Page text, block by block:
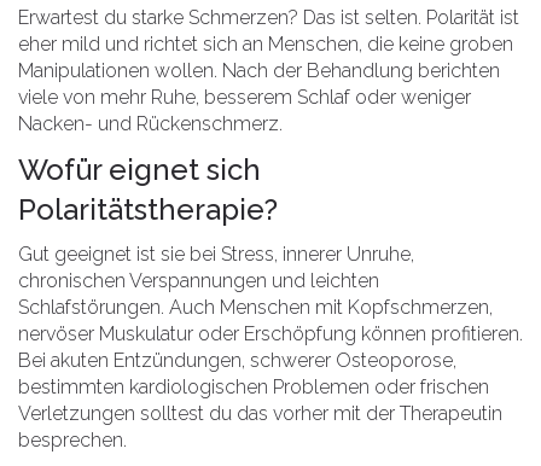
Erwartest du starke Schmerzen? Das ist selten. Polarität ist
eher mild und richtet sich an Menschen, die keine groben
Manipulationen wollen. Nach der Behandlung berichten
viele von mehr Ruhe, besserem Schlaf oder weniger
Nacken- und Rückenschmerz.
Wofür eignet sich
Polaritätstherapie?
Gut geeignet ist sie bei Stress, innerer Unruhe,
chronischen Verspannungen und leichten
Schlafstörungen. Auch Menschen mit Kopfschmerzen,
nervöser Muskulatur oder Erschöpfung können profitieren.
Bei akuten Entzündungen, schwerer Osteoporose,
bestimmten kardiologischen Problemen oder frischen
Verletzungen solltest du das vorher mit der Therapeutin
besprechen.